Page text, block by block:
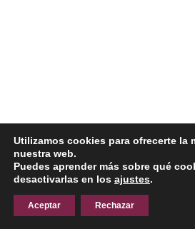
Utilizamos cookies para ofrecerte la
nuestra web.
Puedes aprender más sobre qué
desactivarlas en los ajustes.
Aceptar Rechazar